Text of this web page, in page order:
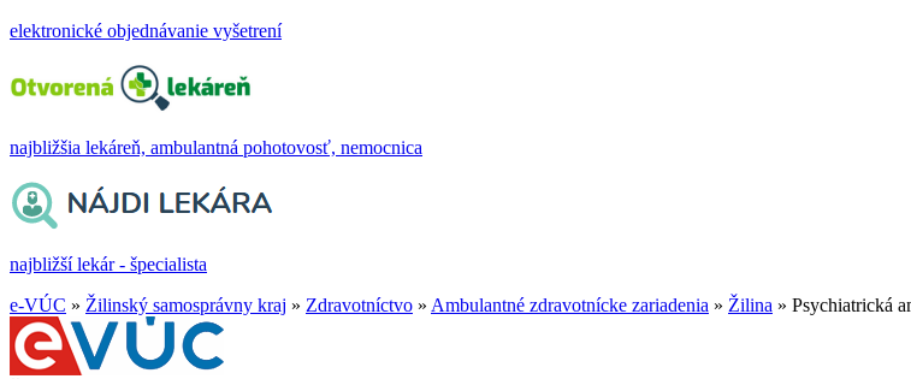
elektronické objednávanie vyšetrení
najbližšia lekáreň, ambulantná pohotovosť, nemocnica
najbližší lekár - špecialista
e-VÚC » Žilinský samosprávny kraj » Zdravotníctvo » Ambulantné zdravotnícke zariadenia » Žilina » Psychiatrická